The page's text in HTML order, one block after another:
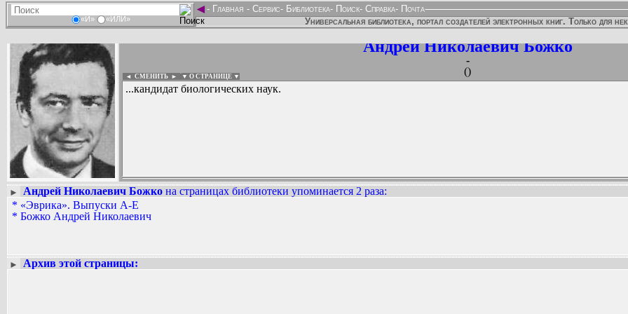
«И» «ИЛИ»
◄- Главная - Сервис- Библиотека- Поиск- Справка- Почта
Универсальная библиотека, портал создателей электронных книг. Только для
Андрей Николаевич Божко
-
()
◄ СМЕНИТЬ ► ▼ О СТРАНИЦЕ ▼
...кандидат биологических наук.
Вадим Ершов...
...
► Андрей Николаевич Божко на страницах библиотеки упоминается 2 раза:
* «Эврика». Выпуски А-Е
* Божко Андрей Николаевич
► Архив этой страницы: